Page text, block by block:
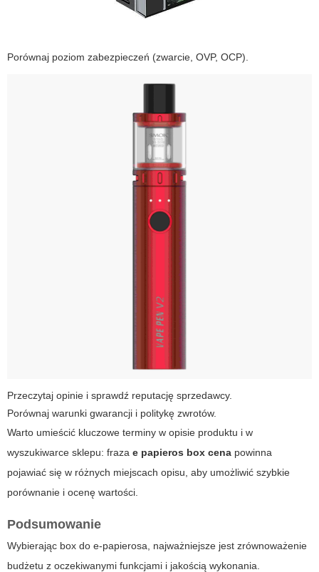
Porównaj poziom zabezpieczeń (zwarcie, OVP, OCP).
Przeczytaj opinie i sprawdź reputację sprzedawcy.
Porównaj warunki gwarancji i politykę zwrotów.
Warto umieścić kluczowe terminy w opisie produktu i w
wyszukiwarce sklepu: fraza e papieros box cena powinna
pojawiać się w różnych miejscach opisu, aby umożliwić szybkie
porównanie i ocenę wartości.
Podsumowanie
Wybierając box do e-papierosa, najważniejsze jest zrównoważenie
budżetu z oczekiwanymi funkcjami i jakością wykonania.